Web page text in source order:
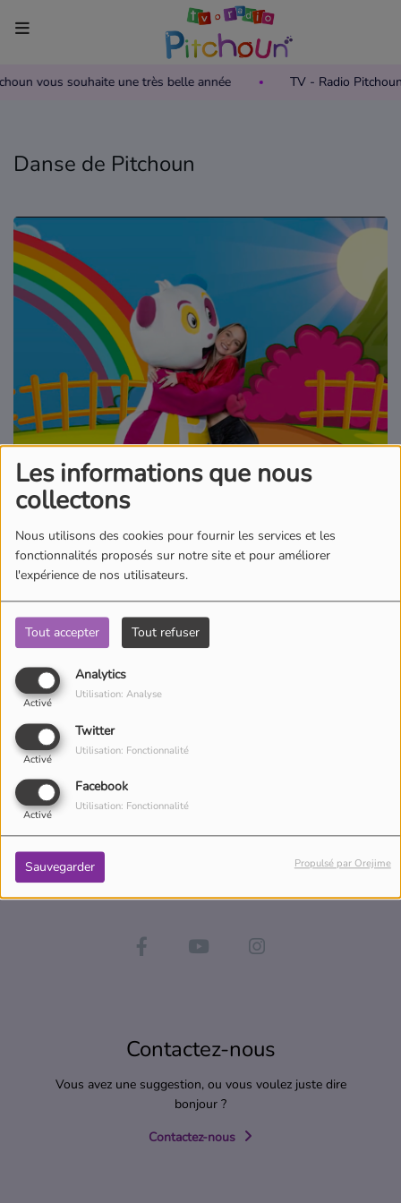
Les informations que nous
collectons
Nous utilisons des cookies pour fournir les services et les
fonctionnalités proposés sur notre site et pour améliorer
l'expérience de nos utilisateurs.
Tout accepter Tout refuser
Analytics
Activé
Utilisation: Analyse
Twitter
Activé
Utilisation: Fonctionnalité
Facebook
Activé
Utilisation: Fonctionnalité
Sauvegarder Propulsé par Orejime
vous souhaite une très belle année TV - Radio
Accueil
Replay TV Pitchoun
Où regarder TV Pitchoun ?
Radio
Grille des programmes Radio
Podcasts
Où écouter Radio Pitchoun ?
Pitchoun Rédac
Qui sommes-nous ?
Contact
Danse de Pitchoun
grâce à Pitchoun, Juliana, Clara, Guillaume et Valentin.
Contactez-nous
Vous avez une suggestion, ou vous voulez juste dire
bonjour ?
Contactez-nous